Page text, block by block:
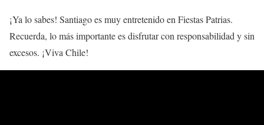
¡Ya lo sabes! Santiago es muy entretenido en Fiestas Patrias.
Recuerda, lo más importante es disfrutar con responsabilidad y sin
excesos. ¡Viva Chile!